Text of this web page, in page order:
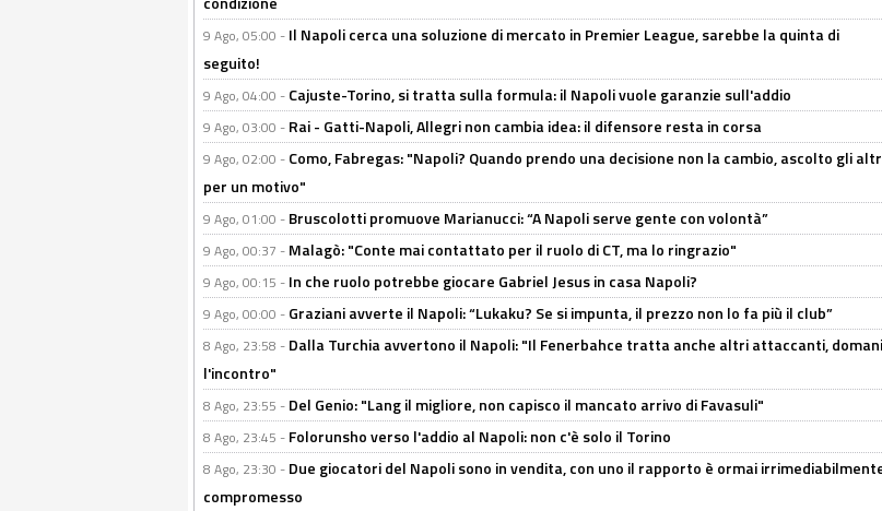
9 Ago, 05:00 - Il Napoli cerca una soluzione di mercato in Premier League, sarebbe la quinta di
seguito!
9 Ago, 04:00 - Cajuste-Torino, si tratta sulla formula: il Napoli vuole garanzie sull'addio
9 Ago, 03:00 - Rai - Gatti-Napoli, Allegri non cambia idea: il difensore resta in corsa
9 Ago, 02:00 - Como, Fabregas: "Napoli? Quando prendo una decisione non la cambio, ascolto gli
per un motivo"
9 Ago, 01:00 - Bruscolotti promuove Marianucci: “A Napoli serve gente con volontà”
9 Ago, 00:37 - Malagò: "Conte mai contattato per il ruolo di CT, ma lo ringrazio"
9 Ago, 00:15 - In che ruolo potrebbe giocare Gabriel Jesus in casa Napoli?
9 Ago, 00:00 - Graziani avverte il Napoli: “Lukaku? Se si impunta, il prezzo non lo fa più il club”
8 Ago, 23:58 - Dalla Turchia avvertono il Napoli: "Il Fenerbahce tratta anche altri attaccanti, domani
l'incontro"
8 Ago, 23:55 - Del Genio: "Lang il migliore, non capisco il mancato arrivo di Favasuli"
8 Ago, 23:45 - Folorunsho verso l'addio al Napoli: non c'è solo il Torino
8 Ago, 23:30 - Due giocatori del Napoli sono in vendita, con uno il rapporto è ormai
compromesso